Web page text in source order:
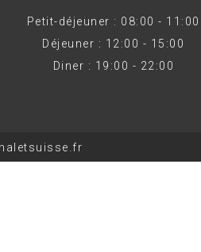
Petit-déjeuner : 08:00 - 11:00
Déjeuner : 12:00 - 15:00
Diner : 19:00 - 22:00